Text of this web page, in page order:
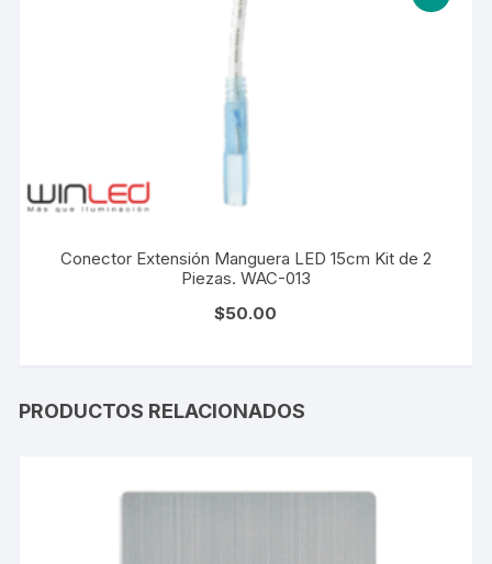
Conector Extensión Manguera LED 15cm Kit de 2
Piezas. WAC-013
$50.00
PRODUCTOS RELACIONADOS